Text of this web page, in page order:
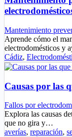
Mantenimiento
Aprende cómo el
electrodomésticos y
Cádiz,
Causas por las
Fallos por
Explora las causas
que no gira y…
averías, reparación,